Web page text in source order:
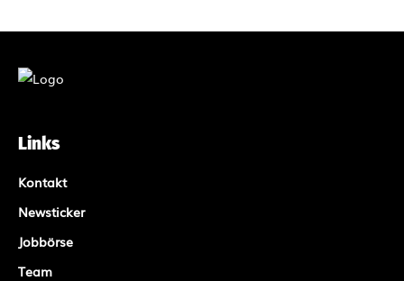
Links
Kontakt
Newsticker
Jobbörse
Team